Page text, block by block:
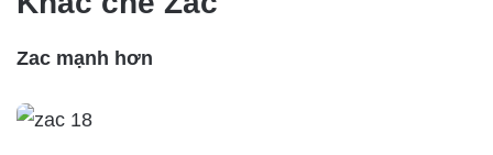
Zac mạnh hơn